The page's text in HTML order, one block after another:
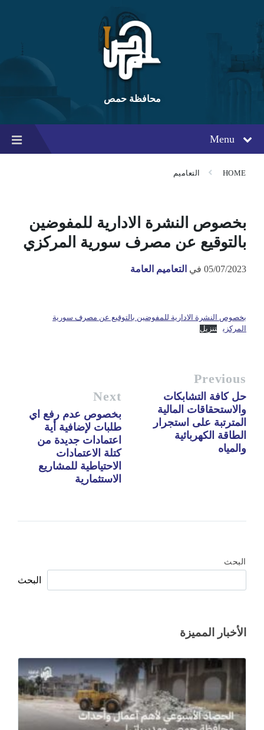
content
main
navigation
footer
محافظة حمص
Menu
HOME التعاميم
بخصوص النشرة الادارية للمفوضين
بالتوقيع عن مصرف سورية المركزي
05/07/2023 في التعاميم العامة
بخصوص النشرة الادارية للمفوضين بالتوقيع عن مصرف سورية
المركزي
تنزيل
Previous
حل كافة التشابكات
والاستحقاقات المالية
المترتبة على استجرار
الطاقة الكهربائية
والمياه
Next
بخصوص عدم رفع اي
طلبات لإضافية أية
اعتمادات جديدة من
كتلة الاعتمادات
الاحتياطية للمشاريع
الاستثمارية
البحث
البحث
الأخبار المميزة